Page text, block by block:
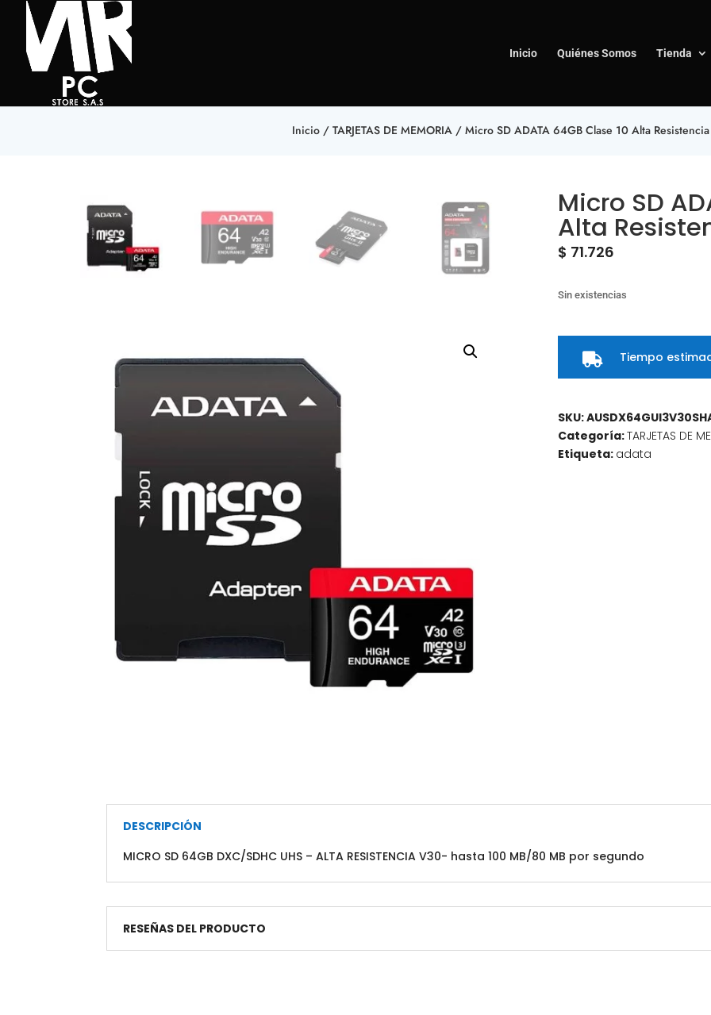
Inicio Quiénes Somos Tienda
Inicio / TARJETAS DE MEMORIA / Micro SD ADATA 64GB Clase 10 Alta
Micro SD
Alta
$ 71.726
Sin existencias
 Tiempo
SKU:
Categoría:TARJETAS DE
Etiqueta: adata
DESCRIPCIÓN
MICRO SD 64GB DXC/SDHC UHS – ALTA RESISTENCIA V30- hasta 100 MB/80 MB por segundo
RESEÑAS DEL PRODUCTO